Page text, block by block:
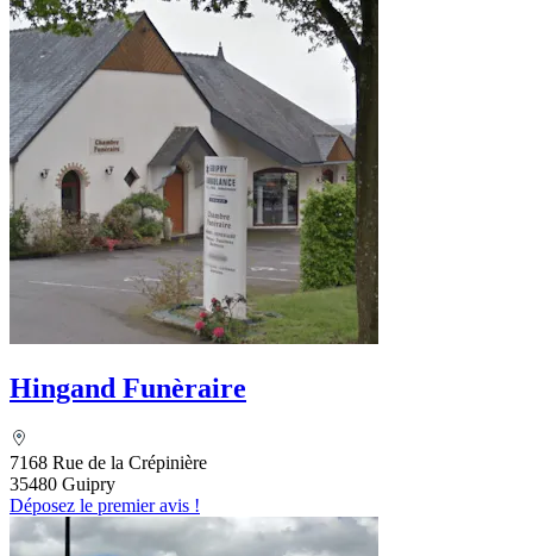
Hingand Funèraire
7168 Rue de la Crépinière
35480 Guipry
Déposez le premier avis !